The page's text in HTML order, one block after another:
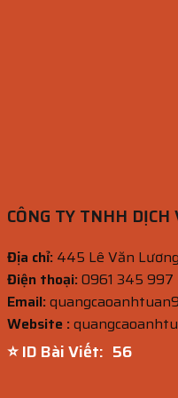
CÔNG TY TNHH
Địa chỉ: 445 Lê Văn
Điện thoại:0961 345
Email:
Website :
⭐ ID Bài Viết: 55